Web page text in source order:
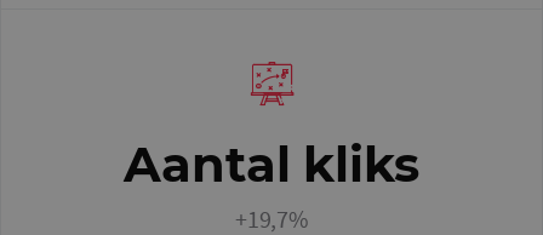
Aantal kliks
+19,7%